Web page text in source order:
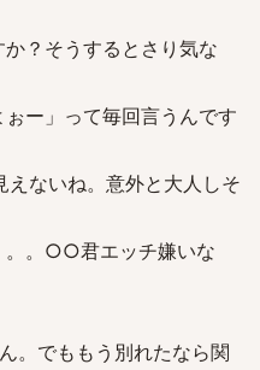
？そうするとさり気な
ー」って毎回言うんです
えないね。意外と大人しそ
。。○○君エッチ嫌いな
。でももう別れたなら関